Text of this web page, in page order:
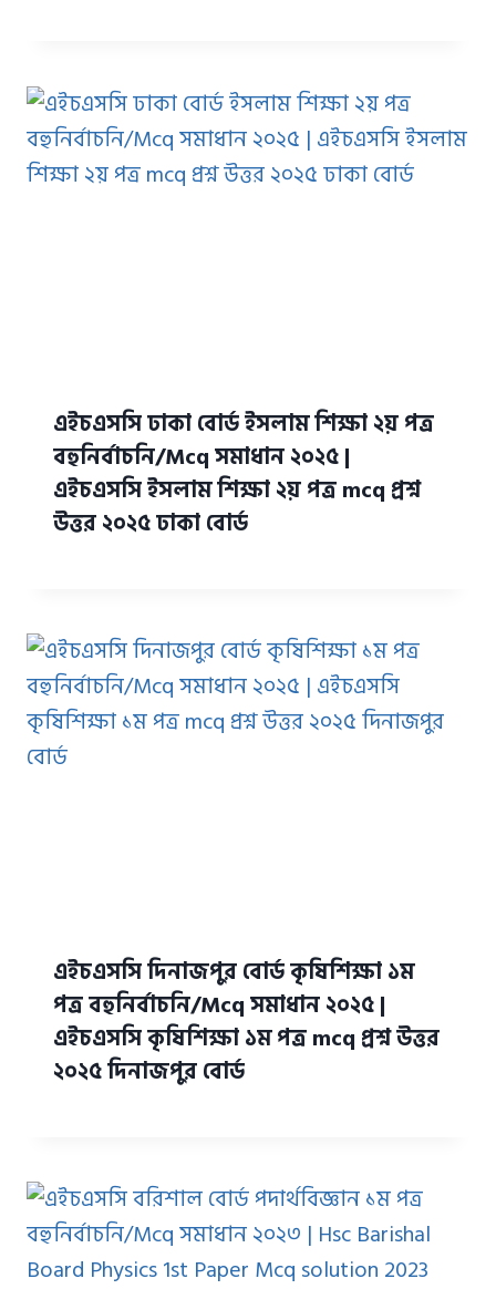
এইচএসসি ঢাকা বোর্ড ইসলাম শিক্ষা ২য় পত্র
বহুনির্বাচনি/Mcq সমাধান ২০২৫ |
এইচএসসি ইসলাম শিক্ষা ২য় পত্র mcq প্রশ্ন
উত্তর ২০২৫ ঢাকা বোর্ড
এইচএসসি দিনাজপুর বোর্ড কৃষিশিক্ষা ১ম
পত্র বহুনির্বাচনি/Mcq সমাধান ২০২৫ |
এইচএসসি কৃষিশিক্ষা ১ম পত্র mcq প্রশ্ন উত্তর
২০২৫ দিনাজপুর বোর্ড